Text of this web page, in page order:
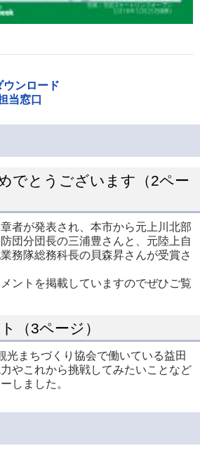
ウンロード
当窓口
でとうございます（2ペー
者が発表され、本市から元上川北部
団分団長の三浦豊さんと、元陸上自
務隊総務科長の貝森昇さんが受賞さ
ントを掲載していますのでぜひご覧
（3ページ）
光まちづくり協会で働いている益田
やこれから挑戦してみたいことなど
しました。